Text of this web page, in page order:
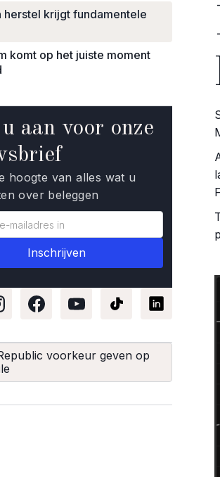
herstel krijgt fundamentele
komt op het juiste moment
aan voor onze
hoogte van alles wat u
over beleggen
voorkeur geven op